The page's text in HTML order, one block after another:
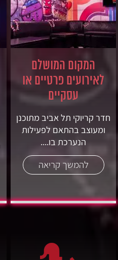
המקום המושלם
לאירועים פרטיים או
עסקיים
חדר קריוקי תל אביב מתוכנן
ומעוצב בהתאם לפעילות
הנערכת בו....
להמשך קריאה